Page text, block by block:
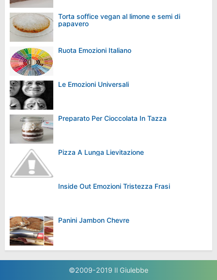
Torta soffice vegan al limone e semi di
papavero
Ruota Emozioni Italiano
Le Emozioni Universali
Preparato Per Cioccolata In Tazza
Pizza A Lunga Lievitazione
Inside Out Emozioni Tristezza Frasi
Panini Jambon Chevre
©2009-2019 Il Giulebbe